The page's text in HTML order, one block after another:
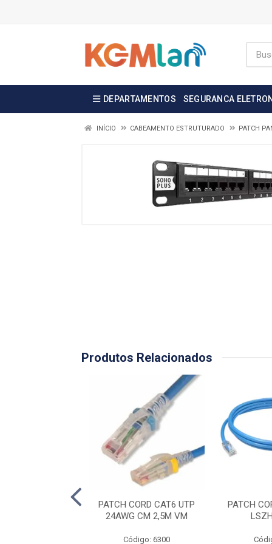
DEPARTAMENTOS SEGURANCA
INÍCIO CABEAMENTO ESTRUTURADO PATCH
Produtos Relacionados
PATCH CORD CAT6 UTP
24AWG CM 2,5M VM
Código: 6300
PATCH